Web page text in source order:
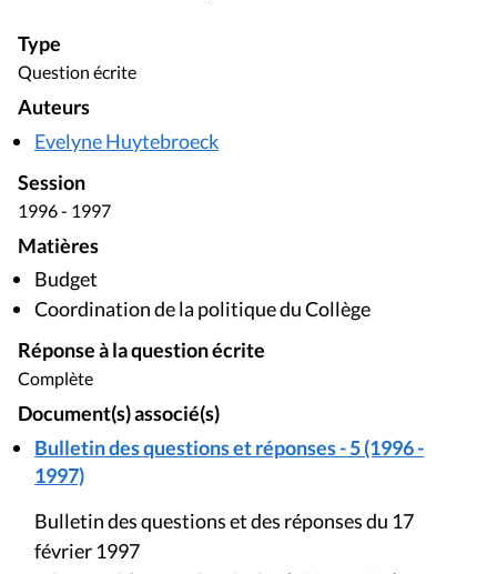
Type
Question écrite
Auteurs
Evelyne Huytebroeck
Session
1996 - 1997
Matières
Budget
Coordination de la politique du Collège
Réponse à la question écrite
Complète
Document(s) associé(s)
Bulletin des questions et réponses - 5 (1996 -
1997)
Bulletin des questions et des réponses du 17
février 1997